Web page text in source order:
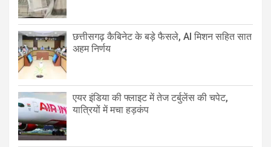
छत्तीसगढ़ कैबिनेट के बड़े फैसले, AI मिशन सहित सात
अहम निर्णय
एयर इंडिया की फ्लाइट में तेज टर्बुलेंस की चपेट,
यात्रियों में मचा हड़कंप